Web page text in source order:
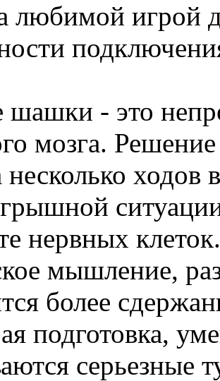
любимой игрой
шашки - это
мозга.
ходов
нервных
мышление,
более
подготовка,